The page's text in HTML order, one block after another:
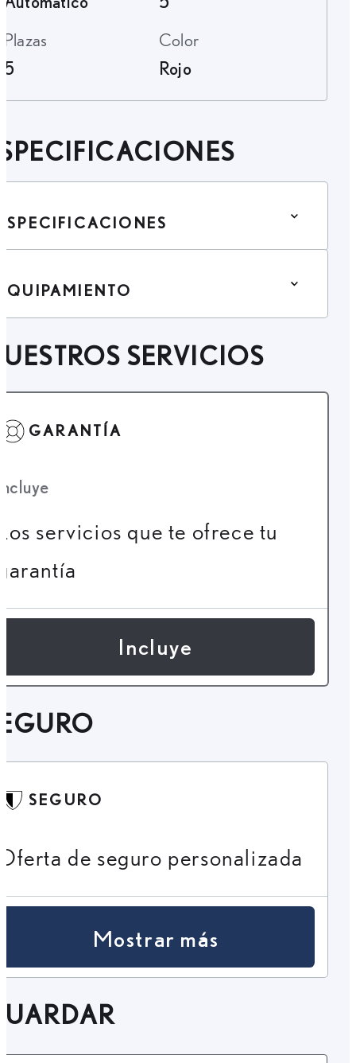
Plazas
5
Color
Rojo
SERVICIOS
GARANTÍA
servicios que te ofrece tu
Incluye
SEGURO
de seguro personalizada
Mostrar más